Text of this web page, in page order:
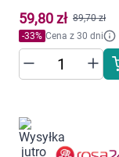
59,80 zł 89,70 zł
-33% Cena z 30 dni